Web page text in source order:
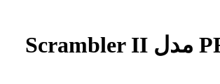
عینک کش دار PROPHEUS مدل Scrambler II